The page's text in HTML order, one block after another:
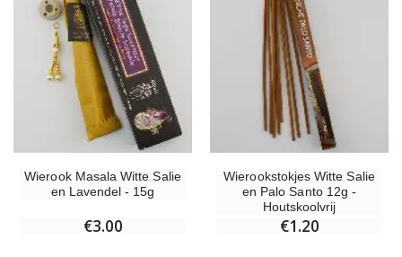
Wierook Masala Witte Salie
en Lavendel - 15g
€3.00
Wierookstokjes Witte Salie
en Palo Santo 12g -
Houtskoolvrij
€1.20